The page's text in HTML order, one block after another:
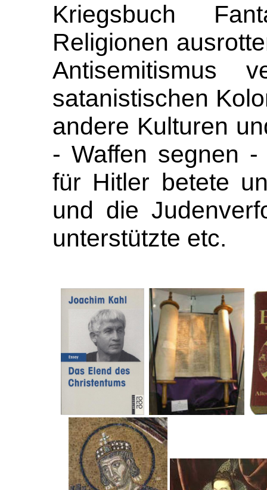
Kriegsbuch
Religionen
Antisemitismus
satanistischen
andere Kulturen
- Waffen segnen
für Hitler betete
und die
unterstützte etc.